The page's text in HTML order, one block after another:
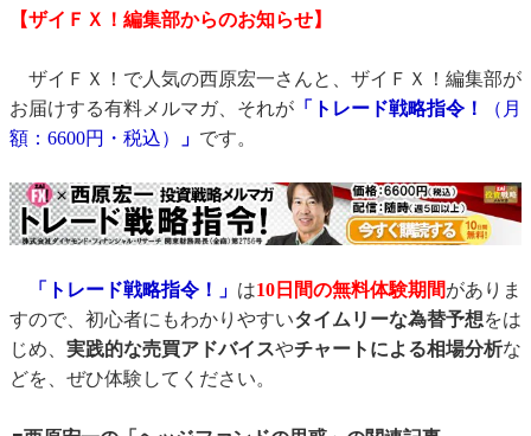
【ザイＦＸ！編集部からのお知らせ】
ザイＦＸ！で人気の西原宏一さんと、ザイＦＸ！編集部が
お届けする有料メルマガ、それが 「トレード戦略指令！
（月
額：6600円・税込）
」 です。
「トレード戦略指令！」 は10日間の無料体験期間がありま
すので、初心者にもわかりやすいタイムリーな為替予想をは
じめ、 実践的な売買アドバイスやチャートによる相場分析な
どを、ぜひ体験してください。